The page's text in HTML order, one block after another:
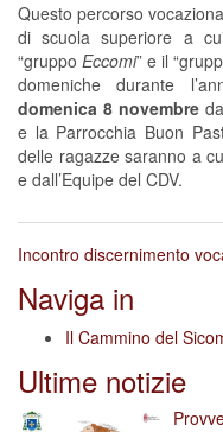
Questo percorso
di scuola superiore a
“gruppoEccomi” e il
domeniche durante
domenica 8 novembre
e la Parrocchia Buon
delle ragazze saranno a
e dall’Equipe del CDV.
Incontro discernimento
Naviga in
Il Cammino del
Ultime notizie